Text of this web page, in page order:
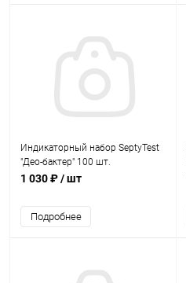
Индикаторный набор SeptyTest
"Део-бактер" 100 шт.
1 030 ₽/ шт
Подробнее